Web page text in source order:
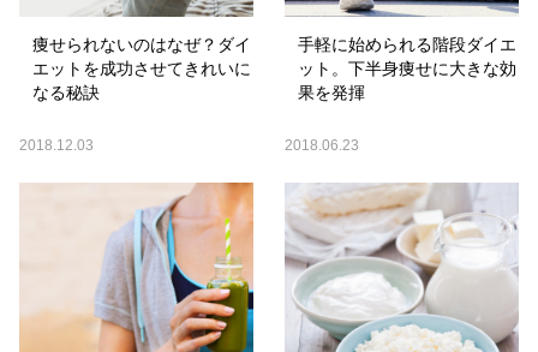
痩せられないのはなぜ？ダイ
エットを成功させてきれいに
なる秘訣
2018.12.03
手軽に始められる階段ダイエ
ット。下半身痩せに大きな効
果を発揮
2018.06.23